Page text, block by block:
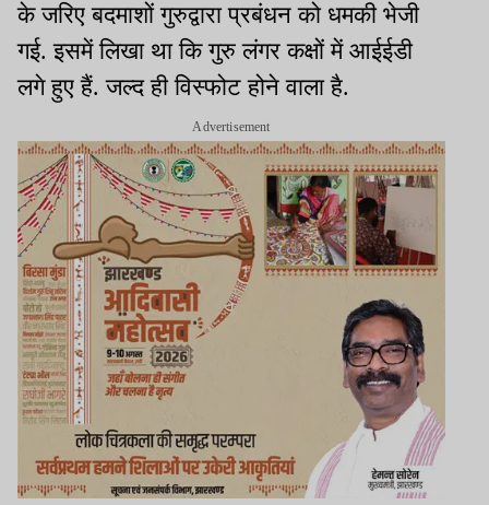
के जरिए बदमाशों गुरुद्वारा प्रबंधन को धमकी भेजी
गई. इसमें लिखा था कि गुरु लंगर कक्षों में आईईडी
लगे हुए हैं. जल्द ही विस्फोट होने वाला है.
Advertisement